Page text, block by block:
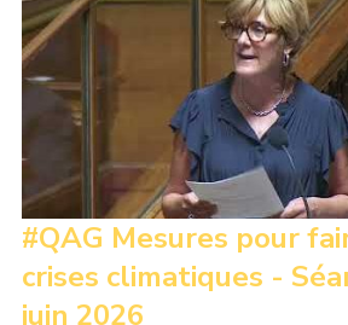
#QAG Mesures pour
crises climatiques -
juin 2026